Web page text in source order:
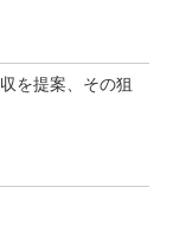
を提案、その狙